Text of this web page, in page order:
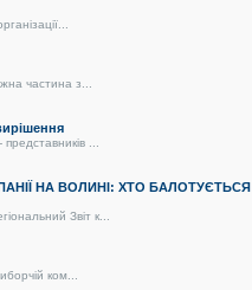
частина з...
...
НА ВОЛИНІ: ХТО БАЛОТУЄТЬСЯ
Звіт к...
ком...